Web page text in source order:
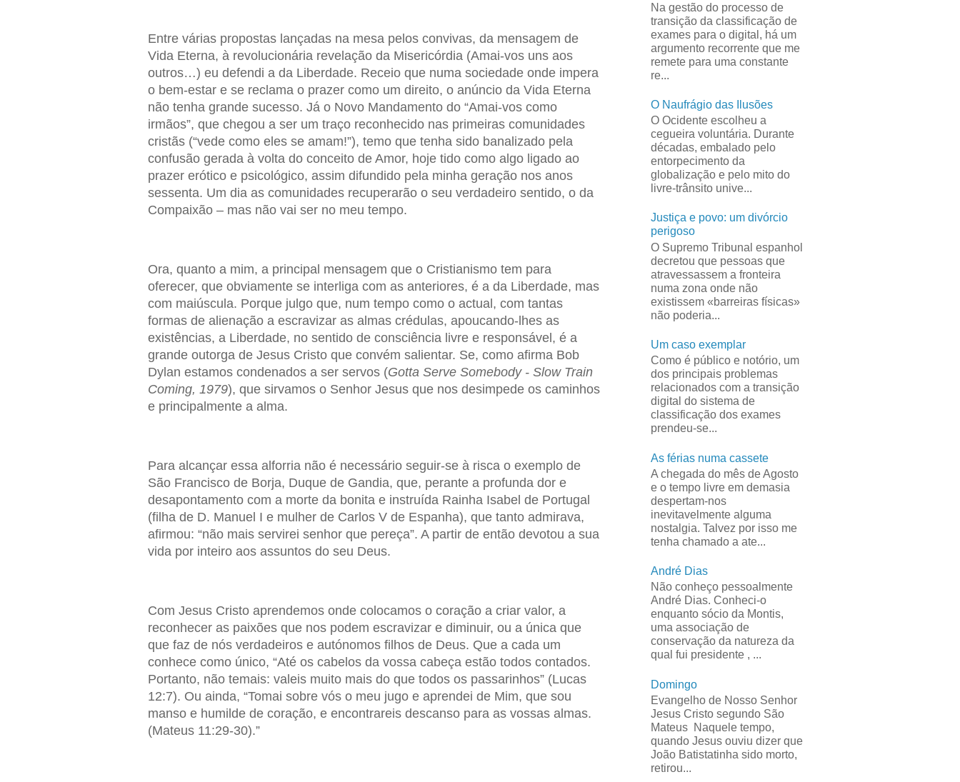
Entre várias propostas lançadas na mesa pelos convivas, da mensagem de
Vida Eterna, à revolucionária revelação da Misericórdia (Amai-vos uns aos
outros…) eu defendi a da Liberdade. Receio que numa sociedade onde impera
o bem-estar e se reclama o prazer como um direito, o anúncio da Vida Eterna
não tenha grande sucesso. Já o Novo Mandamento do “Amai-vos como
irmãos”, que chegou a ser um traço reconhecido nas primeiras comunidades
cristãs (“vede como eles se amam!”), temo que tenha sido banalizado pela
confusão gerada à volta do conceito de Amor, hoje tido como algo ligado ao
prazer erótico e psicológico, assim difundido pela minha geração nos anos
sessenta. Um dia as comunidades recuperarão o seu verdadeiro sentido, o da
Compaixão – mas não vai ser no meu tempo.
Ora, quanto a mim, a principal mensagem que o Cristianismo tem para
oferecer, que obviamente se interliga com as anteriores, é a da Liberdade, mas
com maiúscula. Porque julgo que, num tempo como o actual, com tantas
formas de alienação a escravizar as almas crédulas, apoucando-lhes as
existências, a Liberdade, no sentido de consciência livre e responsável, é a
grande outorga de Jesus Cristo que convém salientar. Se, como afirma Bob
Dylan estamos condenados a ser servos (Gotta Serve Somebody - Slow Train
Coming, 1979), que sirvamos o Senhor Jesus que nos desimpede os caminhos
e principalmente a alma.
Para alcançar essa alforria não é necessário seguir-se à risca o exemplo de
São Francisco de Borja, Duque de Gandia, que, perante a profunda dor e
desapontamento com a morte da bonita e instruída Rainha Isabel de Portugal
(filha de D. Manuel I e mulher de Carlos V de Espanha), que tanto admirava,
afirmou: “não mais servirei senhor que pereça”. A partir de então devotou a sua
vida por inteiro aos assuntos do seu Deus.
Com Jesus Cristo aprendemos onde colocamos o coração a criar valor, a
reconhecer as paixões que nos podem escravizar e diminuir, ou a única que
que faz de nós verdadeiros e autónomos filhos de Deus. Que a cada um
conhece como único, “Até os cabelos da vossa cabeça estão todos contados.
Portanto, não temais: valeis muito mais do que todos os passarinhos” (Lucas
12:7). Ou ainda, “Tomai sobre vós o meu jugo e aprendei de Mim, que sou
manso e humilde de coração, e encontrareis descanso para as vossas almas.
(Mateus 11:29-30).”
Na gestão do processo de
transição da classificação de
exames para o digital, há um
argumento recorrente que me
remete para uma constante
re...
O Naufrágio das Ilusões
O Ocidente escolheu a
cegueira voluntária. Durante
décadas, embalado pelo
entorpecimento da
globalização e pelo mito do
livre-trânsito unive...
Justiça e povo: um divórcio
perigoso
O Supremo Tribunal espanhol
decretou que pessoas que
atravessassem a fronteira
numa zona onde não
existissem «barreiras físicas»
não poderia...
Um caso exemplar
Como é público e notório, um
dos principais problemas
relacionados com a transição
digital do sistema de
classificação dos exames
prendeu-se...
As férias numa cassete
A chegada do mês de Agosto
e o tempo livre em demasia
despertam-nos
inevitavelmente alguma
nostalgia. Talvez por isso me
tenha chamado a ate...
André Dias
Não conheço pessoalmente
André Dias. Conheci-o
enquanto sócio da Montis,
uma associação de
conservação da natureza da
qual fui presidente , ...
Domingo
Evangelho de Nosso Senhor
Jesus Cristo segundo São
Mateus Naquele tempo,
quando Jesus ouviu dizer que
João Batistatinha sido morto,
retirou...